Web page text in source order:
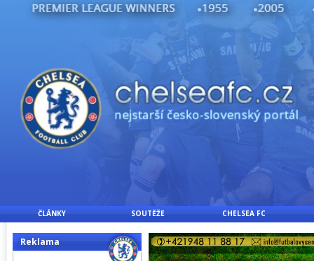
ČLÁNKY SOUTĚŽE CHELSEA FC
Reklama